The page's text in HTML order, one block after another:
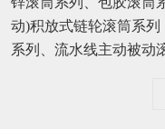
动)积放式链轮滚筒系
系列、流水线主动被动